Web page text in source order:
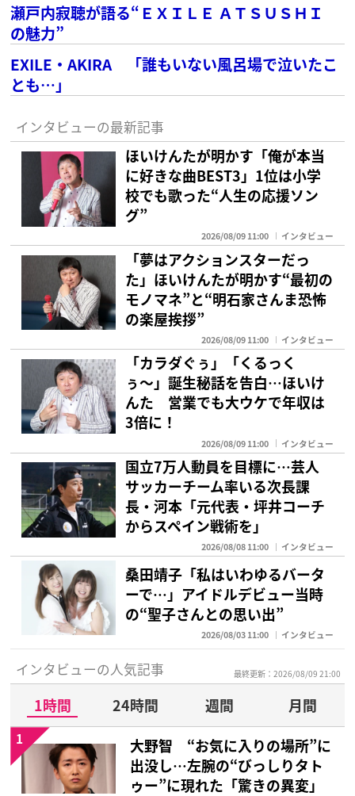
瀬戸内寂聴が語る“ＥＸＩＬＥ ＡＴＳＵＳＨＩ
の魅力”
EXILE・AKIRA 「誰もいない風呂場で泣いたこ
とも…」
インタビューの最新記事
ほいけんたが明かす「俺が本当
に好きな曲BEST3」1位は小学
校でも歌った“人生の応援ソン
グ”
2026/08/09 11:00 インタビュー
「夢はアクションスターだっ
た」ほいけんたが明かす“最初の
モノマネ”と“明石家さんま恐怖
の楽屋挨拶”
2026/08/09 11:00 インタビュー
「カラダぐぅ」「くるっく
ぅ〜」誕生秘話を告白…ほいけ
んた 営業でも大ウケで年収は
3倍に！
2026/08/09 11:00 インタビュー
国立7万人動員を目標に…芸人
サッカーチーム率いる次長課
長・河本「元代表・坪井コーチ
からスペイン戦術を」
2026/08/08 11:00 インタビュー
桑田靖子「私はいわゆるバータ
ーで…」アイドルデビュー当時
の“聖子さんとの思い出”
2026/08/03 11:00 インタビュー
インタビューの人気記事 最終更新：2026/08/09 21:00
1時間 24時間 週間
月間
大野智 “お気に入りの場所”に
出没し…左腕の“びっしりタト
ゥー”に現れた「驚きの異変」
1